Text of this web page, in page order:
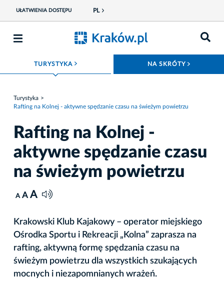
UŁATWIENIA DOSTĘPU PL
TURYSTYKA ROZWIŃ MENU NA SKRÓTY
Turystyka
Rafting na Kolnej - aktywne spędzanie czasu na świeżym powietrzu
Rafting na Kolnej -
aktywne spędzanie czasu
na świeżym powietrzu
A A A
Krakowski Klub Kajakowy – operator miejskiego
Ośrodka Sportu i Rekreacji „Kolna” zaprasza na
rafting, aktywną formę spędzania czasu na
świeżym powietrzu dla wszystkich szukających
mocnych i niezapomnianych wrażeń.